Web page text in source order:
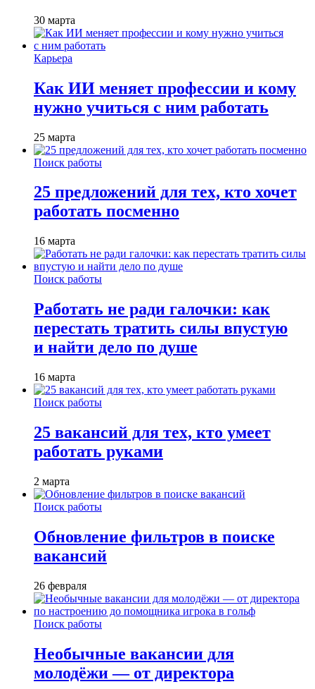
30 марта
Карьера
Как ИИ меняет профессии и кому
нужно учиться с ним работать
25 марта
Поиск работы
25 предложений для тех, кто хочет
работать посменно
16 марта
Поиск работы
Работать не ради галочки: как
перестать тратить силы впустую
и найти дело по душе
16 марта
Поиск работы
25 вакансий для тех, кто умеет
работать руками
2 марта
Поиск работы
Обновление фильтров в поиске
вакансий
26 февраля
Поиск работы
Необычные вакансии для
молодёжи — от директора